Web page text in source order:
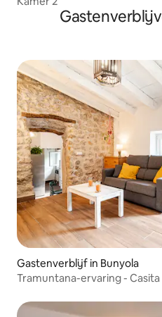
Gastenverblijf in Bunyola
Tramuntana-ervaring - Casita